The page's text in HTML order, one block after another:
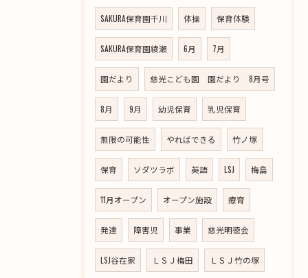
SAKURA保育園千川 体操 保育体験
SAKURA保育園綾瀬 6月 7月
園だより 慈光こども園 園だより 8月号
8月 9月 幼児保育 乳児保育
無限の可能性 やればできる 竹ノ塚
保育 ソダツラボ 英語 LSJ 梅島
11月オープン オープン施設 療育
発達 障害児 事業 慈光明徳会
LSJ谷在家 ＬＳＪ梅田 ＬＳＪ竹の塚